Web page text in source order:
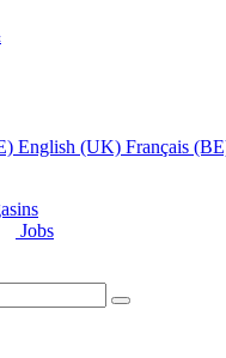
English (UK) Français
Jobs